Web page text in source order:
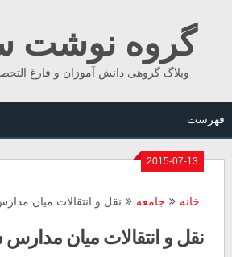
گروه نوشت
وبلاگ گروهی دانش آموزان و فارغ
فهرست
2015-07-13
خانه جامعه نقل و انتقالات میان
نقل و انتقالات میان مدارس